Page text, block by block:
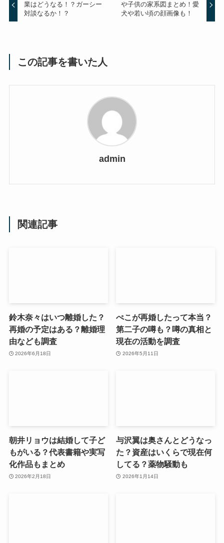
業はどうなる！？ガーシー
対談なるか！？
や子供の家系図まとめ！愛
犬や若い頃の顔画像も！
この記事を書いた人
admin
関連記事
鈴木奈々はいつ離婚した？
再婚の予定はある？離婚理
由なども調査
2026年6月18日
ぺこが再婚したって本当？
第二子の噂も？噂の真相と
現在の活動を調査
2026年5月11日
朝井リョウは結婚して子ど
もがいる？代表書籍や実写
化作品もまとめ
2026年2月18日
与沢翼は奥さんとどうなっ
た？資産はいくらで現在何
してる？薬物騒動も
2026年1月14日